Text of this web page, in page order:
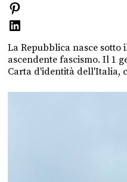
La Repubblica nasce sotto
ascendente fascismo. Il 1
Carta d'identità dell'Italia,